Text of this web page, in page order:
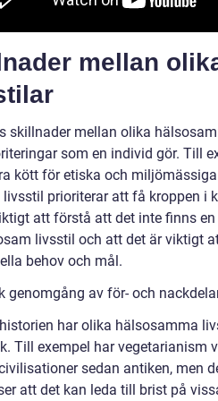
mellan
skillnader mellan olika
som en individ gör. Till
kött för etiska och
livsstil prioriterar att få kroppen i
att förstå att det inte finns
livsstil och att det är viktigt
behov och mål.
genomgång av för- och
har olika hälsosamma
Till exempel har vegetarianism
sedan antiken, men
att det kan leda till brist på